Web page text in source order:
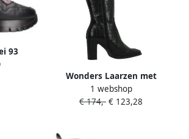
93
Wonders Laarzen met
hakken M5150
1 webshop
€ 174,- € 123,28